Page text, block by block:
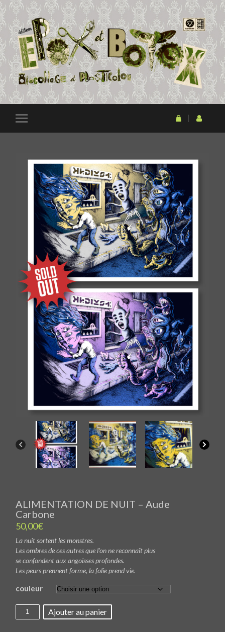
ALIMENTATION DE NUIT – Aude
Carbone
50,00€
La nuit sortent les monstres.
Les ombres de ces autres que l’on ne reconnaît plus
se confondent aux angoisses profondes.
Les peurs prennent forme, la folie prend vie.
couleur
quantité
ALIMENTATION
Ajouter au panier